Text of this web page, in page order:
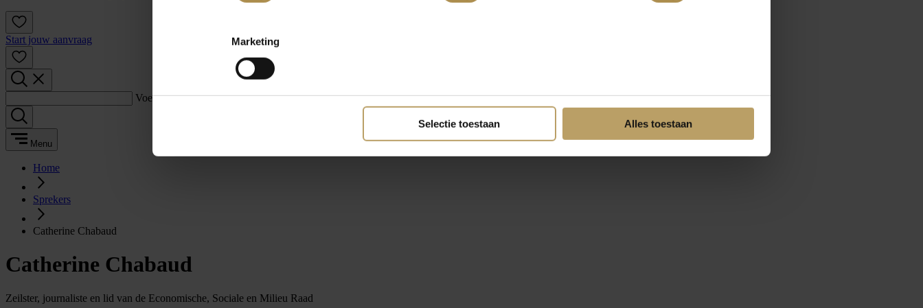
Marketing
Selectie toestaan Alles toestaan
Start jouw aanvraag
Voer een zoekterm in:
Menu
Home
Sprekers
Catherine Chabaud
Catherine Chabaud
Zeilster, journaliste en lid van de Economische, Sociale en Milieu Raad